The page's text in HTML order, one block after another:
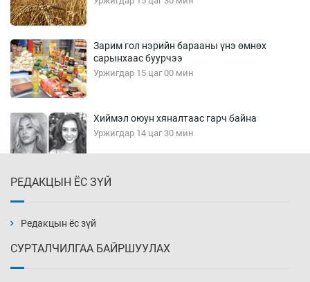
Зарим гол нэрийн барааны үнэ өмнөх
сарынхаас буурчээ
Уржигдар 15 цаг 00 мин
Хиймэл оюун хяналтаас гарч байна
Уржигдар 14 цаг 30 мин
Уржигдар 14 цаг 00 мин
РЕДАКЦЫН ЁС ЗҮЙ
Редакцын ёс зүй
СУРТАЛЧИЛГАА БАЙРШУУЛАХ